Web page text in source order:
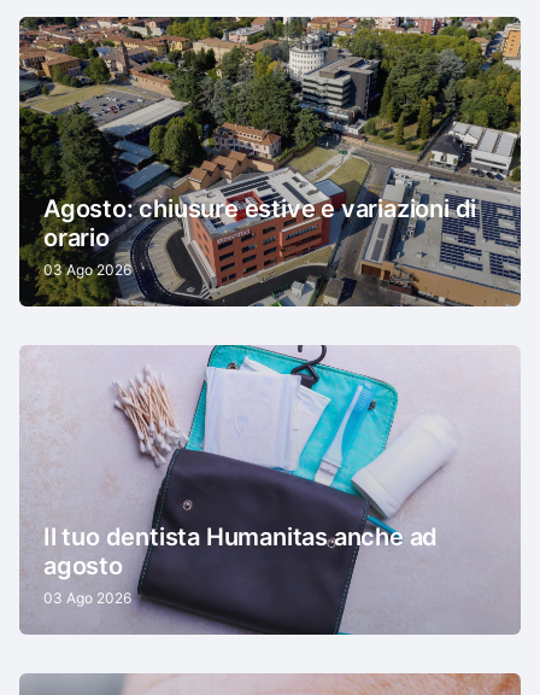
Agosto: chiusure estive e variazioni di
orario
03 Ago 2026
Il tuo dentista Humanitas anche ad
agosto
03 Ago 2026